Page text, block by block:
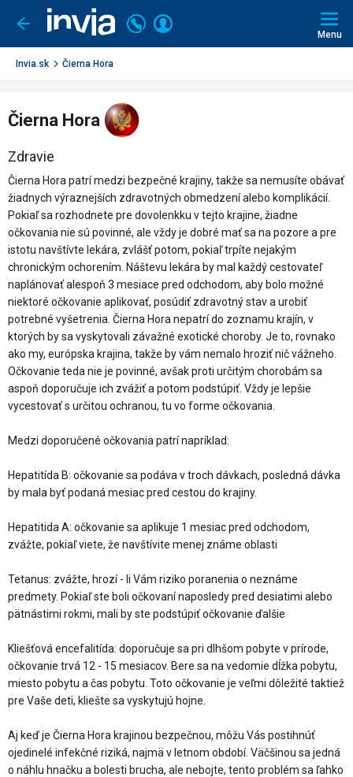
Ísť
späť
Volajte
+421
2
Prihlásiť
Menu
Invia.sk Čierna Hora
Čierna Hora
Zdravie
Čierna Hora patrí medzi bezpečné krajiny, takže sa nemusíte obávať
žiadnych výraznejších zdravotných obmedzení alebo komplikácií.
Pokiaľ sa rozhodnete pre dovolenkku v tejto krajine, žiadne
očkovania nie sú povinné, ale vždy je dobré mať sa na pozore a pre
istotu navštívte lekára, zvlášť potom, pokiaľ trpíte nejakým
chronickým ochorením. Náštevu lekára by mal každý cestovateľ
naplánovať alespoň 3 mesiace pred odchodom, aby bolo možné
niektoré očkovanie aplikovať, posúdiť zdravotný stav a urobiť
potrebné vyšetrenia. Čierna Hora nepatrí do zoznamu krajín, v
ktorých by sa vyskytovali závažné exotické choroby. Je to, rovnako
ako my, európska krajina, takže by vám nemalo hroziť nič vážneho.
Očkovanie teda nie je povinné, avšak proti určitým chorobám sa
aspoň doporučuje ich zvážiť a potom podstúpiť. Vždy je lepšie
vycestovať s určitou ochranou, tu vo forme očkovania.
Medzi doporučené očkovania patrí napríklad:
Hepatitída B: očkovanie sa podáva v troch dávkach, posledná dávka
by mala byť podaná mesiac pred cestou do krajiny.
Hepatitida A: očkovanie sa aplikuje 1 mesiac pred odchodom,
zvážte, pokiaľ viete, že navštívite menej známe oblasti
Tetanus: zvážte, hrozí - li Vám riziko poranenia o neznáme
predmety. Pokiaľ ste boli očkovaní naposledy pred desiatimi alebo
pätnástimi rokmi, mali by ste podstúpiť očkovanie ďalšie
Kliešťová encefalitída: doporučuje sa pri dlhšom pobyte v prírode,
očkovanie trvá 12 - 15 mesiacov. Bere sa na vedomie dĺžka pobytu,
miesto pobytu a čas pobytu. Toto očkovanie je veľmi dôležité taktiež
pre Vaše deti, kliešte sa vyskytujú hojne.
Aj keď je Čierna Hora krajinou bezpečnou, môžu Vás postihnúť
ojedinelé infekčné riziká, najmä v letnom období. Väčšinou sa jedná
o náhlu hnačku a bolesti brucha, ale nebojte, tento problém sa ľahko